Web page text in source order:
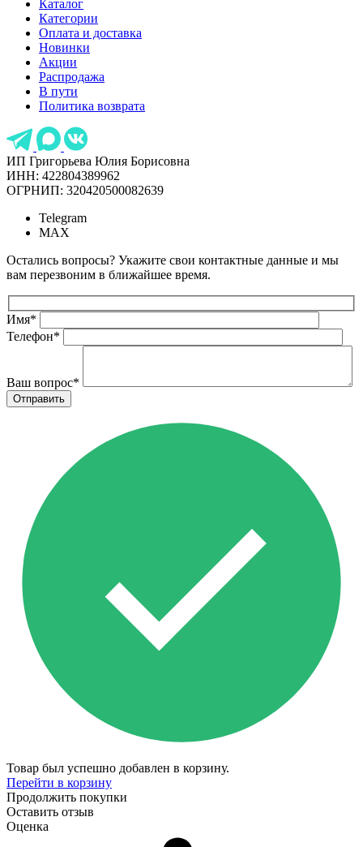
Каталог
Категории
Оплата и доставка
Новинки
Акции
Распродажа
В пути
Политика возврата
ИП Григорьева Юлия Борисовна
ИНН: 422804389962
ОГРНИП: 320420500082639
Telegram
MAX
Остались вопросы? Укажите свои контактные данные и мы
вам перезвоним в ближайшее время.
Имя*
Телефон*
Ваш вопрос*
Товар был успешно добавлен в корзину.
Перейти в корзину
Продолжить покупки
Оставить отзыв
Оценка